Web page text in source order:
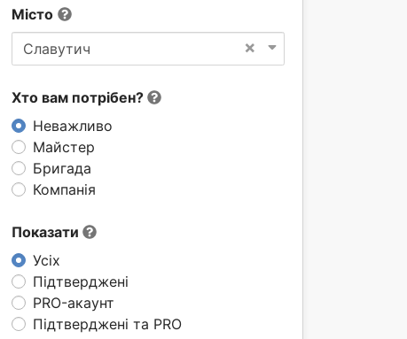
Місто
×
Славутич
Хто вам потрібен?
Неважливо
Майстер
Бригада
Компанія
Показати
Усіх
Підтверджені
PRO-акаунт
Підтверджені та PRO